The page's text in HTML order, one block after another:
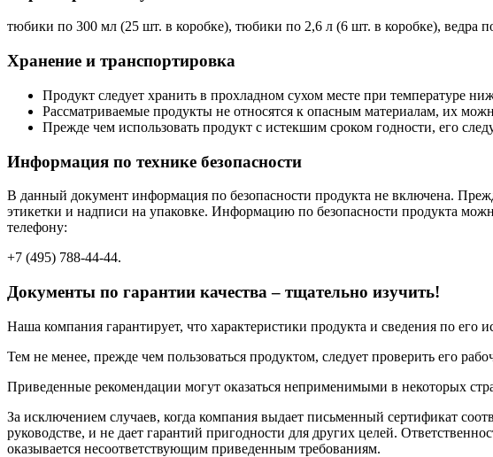
тюбики по 300 мл (25 шт. в коробке), тюбики по 2,6 л (6 шт. в коробке), ведра
Хранение и транспортировка
Продукт следует хранить в прохладном сухом месте при температуре
Рассматриваемые продукты не относятся к опасным материалам, их
Прежде чем использовать продукт с истекшим сроком годности, его
Информация по технике безопасности
В данный документ информация по безопасности продукта не включена.
этикетки и надписи на упаковке. Информацию по безопасности продукта
телефону:
+7 (495) 788-44-44.
Документы по гарантии качества – тщательно изучить!
Наша компания гарантирует, что характеристики продукта и сведения по
Тем не менее, прежде чем пользоваться продуктом, следует проверить его
Приведенные рекомендации могут оказаться неприменимыми в некоторых
За исключением случаев, когда компания выдает письменный сертификат
руководстве, и не дает гарантий пригодности для других целей.
оказывается несоответствующим приведенным требованиям.